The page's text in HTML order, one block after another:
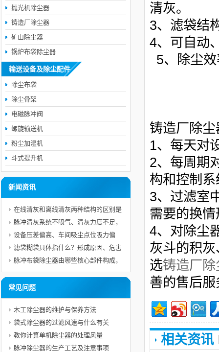
清灰。
3、滤袋结
4、可自动
5、除尘
铸造厂除
1、每天对
2、每周期
构和控制
3、过滤室
需要的换情
4、对除尘
灰斗的积
选铸造厂除
善的售后
相关资讯
抛光机除尘器
铸造厂除尘器
矿山除尘器
锅炉布袋除尘器
输送设备及除尘配件
除尘布袋
除尘骨架
电磁脉冲阀
螺旋输送机
粉尘加湿机
斗式提升机
新闻资讯
在线清灰和离线清灰两种结构的区别是
什么，不同工况该怎样选型？
脉冲清灰系统不喷气、清灰力度不足，
如何按顺序排查故障？
设备压差偏高、车间吸尘点位吸力偏
弱，故障成因与完整整改方案是什么？
滤袋糊袋具体指什么？形成原因、危害
以及预防措施分别是什么？
脉冲布袋除尘器由哪些核心部件构成，
各自承担什么作用？
常见问题
木工除尘器的维护与保养方法
袋式除尘器的过滤风速与什么有关
教你计算单机除尘器的处理风量
脉冲除尘器的生产工艺及注意事项